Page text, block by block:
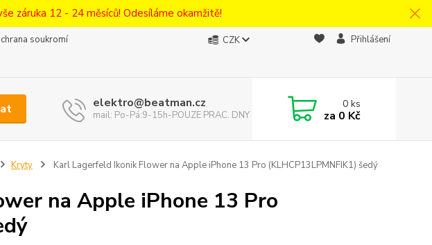
záruka 12 - 24 měsíců! Odesíláme okamžitě!
soukromí
CZK Přihlášení
elektro@beatman.cz
mail: Po-Pá:9-15h-POUZE PRAC. DNY
0ks
za 0 Kč
Kryty Karl Lagerfeld Ikonik Flower na Apple iPhone 13 Pro (KLHCP13LPMNFIK1) šedý
na Apple iPhone 13 Pro